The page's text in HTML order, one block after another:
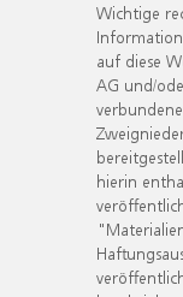
Wichtige
auf diese
AG und/
hierin